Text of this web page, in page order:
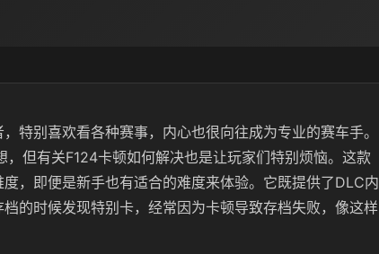
特别喜欢看各种赛事，内心也很向往成为专业的赛车手。
但有关F124卡顿如何解决也是让玩家们特别烦恼。这款
，即便是新手也有适合的难度来体验。它既提供了DLC内
的时候发现特别卡，经常因为卡顿导致存档失败，像这样